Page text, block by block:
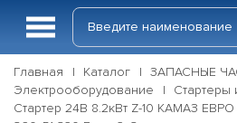
Главная Каталог
ЗАПАСНЫЕ
Электрооборудование
Стартеры
Стартер 24В 8.2кВт Z-10 КАМАЗ